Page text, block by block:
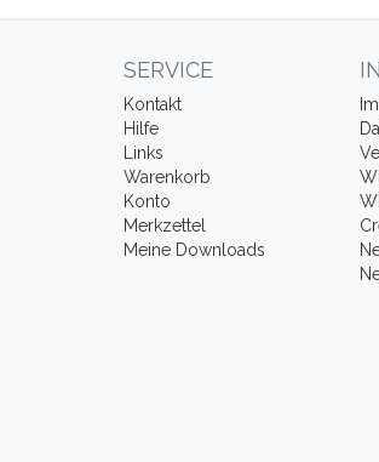
SERVICE
Kontakt
Hilfe
Links
Warenkorb
Konto
Merkzettel
Meine Downloads